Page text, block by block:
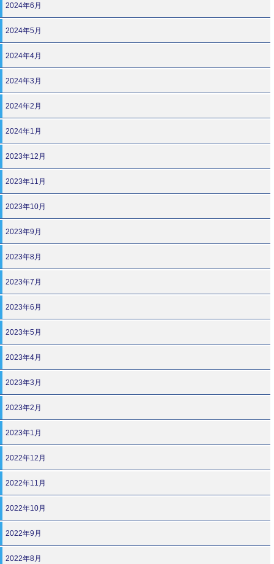
2024年6月
2024年5月
2024年4月
2024年3月
2024年2月
2024年1月
2023年12月
2023年11月
2023年10月
2023年9月
2023年8月
2023年7月
2023年6月
2023年5月
2023年4月
2023年3月
2023年2月
2023年1月
2022年12月
2022年11月
2022年10月
2022年9月
2022年8月